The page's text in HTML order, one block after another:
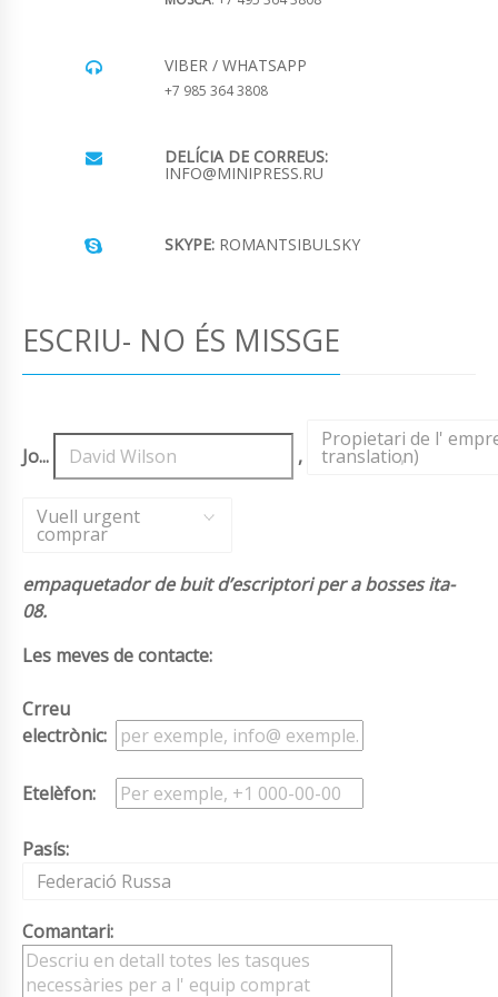
VIBER / WHATSAPP
+7 985 364 3808
DELÍCIA DE CORREUS:
INFO@MINIPRESS.RU
SKYPE: ROMANTSIBULSKY
ESCRIU- NO ÉS MISSGE
Jo... ,
Propietari de l'
translation)
,
Vuell urgent
comprar
empaquetador de buit d’escriptori per a bosses ita-
08.
Les meves de contacte:
Crreu
electrònic:
Etelèfon:
Pasís:
Federació Russa
Comantari: